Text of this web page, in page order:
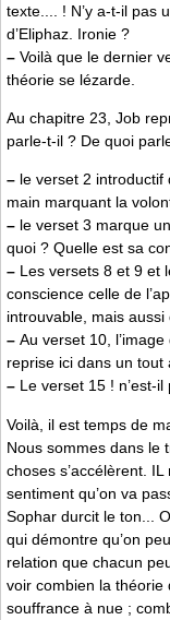
texte.... ! N’y a-t-il pas
d’Eliphaz. Ironie ?
– Voilà que le dernier
théorie se lézarde.
Au chapitre 23, Job
parle-t-il ? De quoi
– le verset 2
main marquant la
– le verset 3 marque
quoi ? Quelle est sa
– Les versets 8 et 9 et
conscience celle de
introuvable, mais
– Au verset 10,
reprise ici dans un tout
– Le verset 15 ! n’est-
Voilà, il est temps de
Nous sommes dans le
choses s’accélèrent.
sentiment qu’on va
Sophar durcit le ton...
qui démontre qu’on
relation que chacun
voir combien la théorie
souffrance à nue ;